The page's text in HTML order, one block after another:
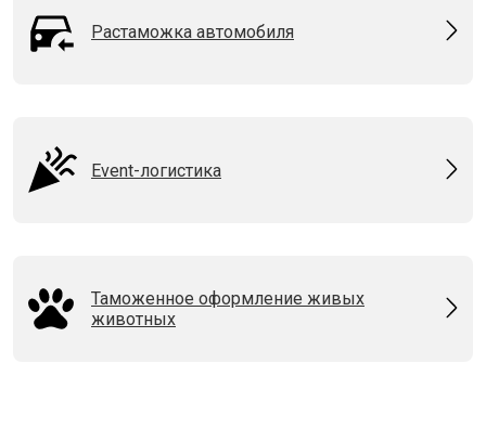
Растаможка автомобиля
Event-логистика
Таможенное оформление живых
животных